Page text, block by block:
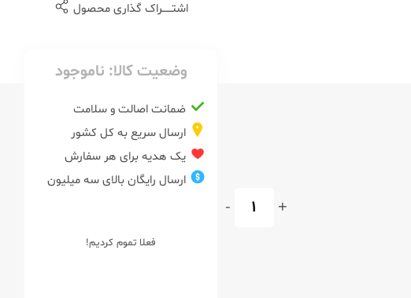
+
-
اشتــــــراک گذاری محصول
وضعیت کالا: ناموجود
ضمانت اصالت و سلامت
ارسال سریع به کل کشور
یک هدیه برای هر سفارش
ارسال رایگان بالای سه میلیون
فعلا تموم کردیم!